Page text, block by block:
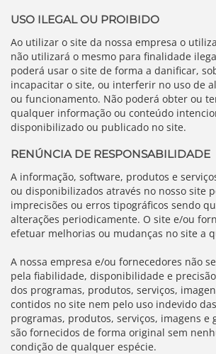
USO ILEGAL OU PROIBIDO
Ao utilizar o site da nossa empresa o
não utilizará o mesmo para finalidade
poderá usar o site de forma a danificar,
incapacitar o site, ou interferir no uso de
ou funcionamento. Não poderá obter ou
qualquer informação ou conteúdo
disponibilizado ou publicado no site.
RENÚNCIA DE RESPONSABILIDADE
A informação, software, produtos e
ou disponibilizados através no nosso site
imprecisões ou erros tipográficos sendo
alterações periodicamente. O site e/ou
efetuar melhorias ou mudanças no site a
A nossa empresa e/ou fornecedores não
pela fiabilidade, disponibilidade e
dos programas, produtos, serviços,
contidos no site nem pelo uso indevido
programas, produtos, serviços, imagens e
são fornecidos de forma original sem
condição de qualquer espécie.